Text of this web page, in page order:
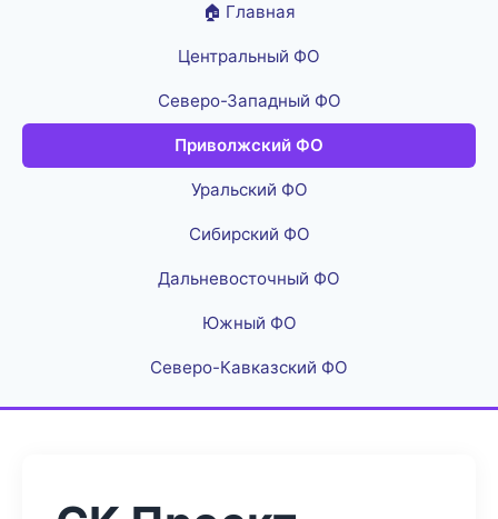
🏠 Главная
Центральный ФО
Северо-Западный ФО
Приволжский ФО
Уральский ФО
Сибирский ФО
Дальневосточный ФО
Южный ФО
Северо-Кавказский ФО